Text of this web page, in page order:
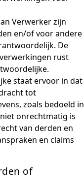
Verwerker zijn
en/of voor andere
De
rust
staat ervoor in dat
tot
zoals bedoeld in
onrechtmatig is
van derden en
en claims
of